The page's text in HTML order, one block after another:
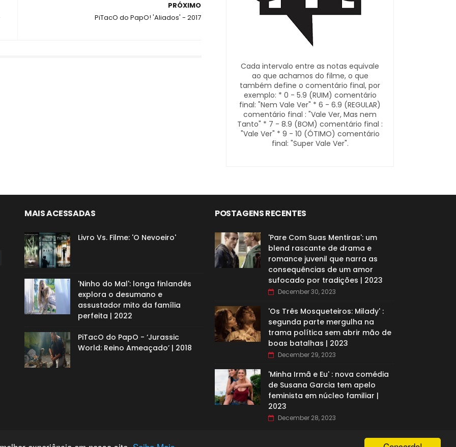
PRÓXIMO
PiTacO do PapO! 'Aliados' - 2017
Cada intervalo entre as notas equivale
ao que achamos do filme, o que
também define o comentário final, por
exemplo: * 0 - 5.9 (RUIM) comentário
final: "Nem Vale Ver" * 6 - 6.9 (REGULAR)
comentário final : "Vale Ver, Mas nem
Tanto" * 7 - 8.9 (BOM) comentário final :
"Vale Ver" * 9 - 10 (ÓTIMO) comentário
final: "Super Vale Ver".
MAIS ACESSADAS
Livro Vs. Filme: 'O Nevoeiro'
'Ninho do Mal': longa finlandês
explora o desumano e
assustador mito da família
perfeita | 2022
PiTacO do PapO - ‘Jurassic
World: Reino Ameaçado’ | 2018
POSTAGENS RECENTES
'Pare Com Suas Mentiras': um
blend rascante de drama e
romance juvenil que narra as
consequências de um amor
sufocado por tradições | 2023
December 30, 2023
'Os Três Mosqueteiros: Milady' :
segunda parte mergulha na
trama política sem abrir mão de
boas batalhas | 2023
December 29, 2023
'Minha Irmã e Eu' : nova comédia
de Susana Garcia tem apelo
feminista em núcleo familiar |
2023
December 28, 2023